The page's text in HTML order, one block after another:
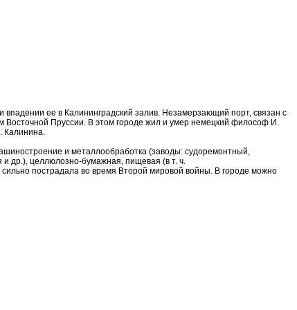
ее в Калининградский залив. Незамерзающий порт, связан с
Восточной Пруссии. В этом городе жил и умер немецкий философ И.
Калинина.
и металлообработка (заводы: судоремонтный,
и др.), целлюлозно-бумажная, пищевая (в т. ч.
пострадала во время Второй мировой войны. В городе можно